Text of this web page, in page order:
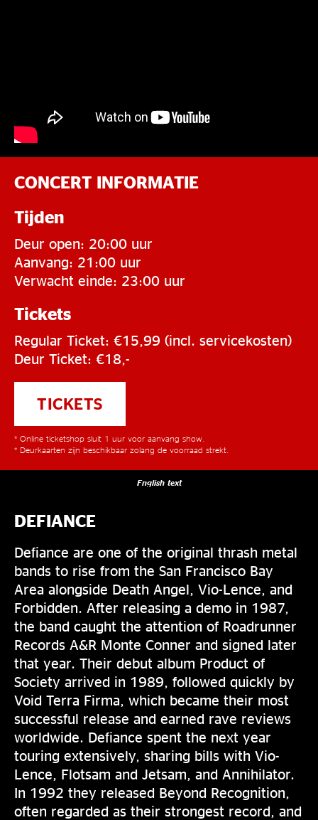
CONCERT INFORMATIE
Tijden
Deur open: 20:00 uur
Aanvang: 21:00 uur
Verwacht einde: 23:00 uur
Tickets
Regular Ticket: €15,99 (incl. servicekosten)
Deur Ticket: €18,-
TICKETS
* Online ticketshop sluit 1 uur voor aanvang show.
* Deurkaarten zijn beschikbaar zolang de voorraad strekt.
English text
DEFIANCE
Defiance are one of the original thrash metal
bands to rise from the San Francisco Bay
Area alongside Death Angel, Vio-Lence, and
Forbidden. After releasing a demo in 1987,
the band caught the attention of Roadrunner
Records A&R Monte Conner and signed later
that year. Their debut album Product of
Society arrived in 1989, followed quickly by
Void Terra Firma, which became their most
successful release and earned rave reviews
worldwide. Defiance spent the next year
touring extensively, sharing bills with Vio-
Lence, Flotsam and Jetsam, and Annihilator.
In 1992 they released Beyond Recognition,
often regarded as their strongest record, and